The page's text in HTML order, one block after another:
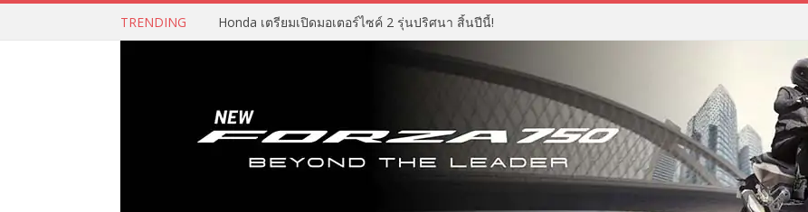
TRENDING Honda เตรียมเปิดมอเตอร์ไซค์ 2 รุ่นปริศนา สิ้นปีนี้!